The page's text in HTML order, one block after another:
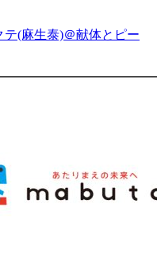
(麻生泰)＠献体とピー